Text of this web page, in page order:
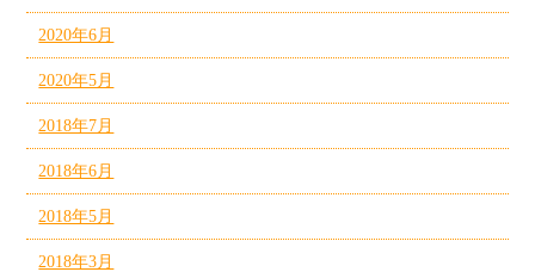
2020年6月
2020年5月
2018年7月
2018年6月
2018年5月
2018年3月